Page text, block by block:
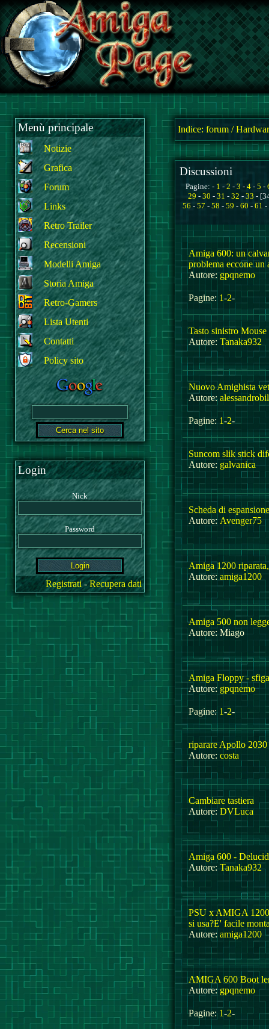
Menù principale
Notizie
Grafica
Forum
Links
Retro Trailer
Recensioni
Modelli Amiga
Storia Amiga
Retro-Gamers
Lista Utenti
Contatti
Policy sito
Login
Nick
Password
Registrati-Recupera dati
Indice: forum /
Discussioni
Pagine: - 1 - 2 - 3 - 4 - 5 -
29 - 30 - 31 - 32 - 33 -
56 - 57 - 58 - 59 - 60 - 61 -
Amiga 600: un
problema eccone
Autore: gpqnemo
Pagine: 1-2-
Tasto sinistro
Autore: Tanaka932
Nuovo Amighista
Autore:
Pagine: 1-2-
Suncom slik stick
Autore: galvanica
Scheda di
Autore: Avenger75
Amiga 1200
Autore: amiga1200
Amiga 500 non
Autore: Miago
Amiga Floppy -
Autore: gpqnemo
Pagine: 1-2-
riparare Apollo
Autore: costa
Cambiare tastiera
Autore: DVLuca
Amiga 600 -
Autore: Tanaka932
PSU x AMIGA
si usa?E' facile
Autore: amiga1200
AMIGA 600 Boot
Autore:gpqnemo
Pagine:1-2-